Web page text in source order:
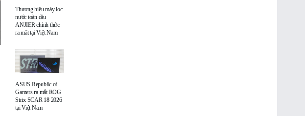
Thương hiệu máy lọc
nước toàn cầu
ANJIER chính thức
ra mắt tại Việt Nam
ASUS Republic of
Gamers ra mắt ROG
Strix SCAR 18 2026
tại Việt Nam